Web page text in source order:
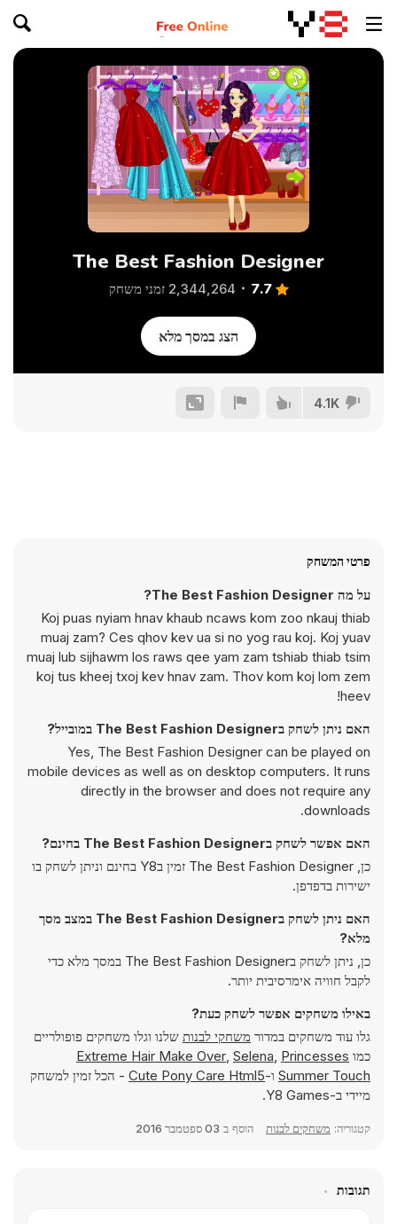
The Best Fashion Designer
7.7 2,344,264 זמני משחק
הצג במסך מלא
4.1K
פרטי המשחק
על מה The Best Fashion Designer?
Koj puas nyiam hnav khaub ncaws kom zoo nkauj thiab
muaj zam? Ces qhov kev ua si no yog rau koj. Koj yuav
muaj lub sijhawm los raws qee yam zam tshiab thiab tsim
koj tus kheej txoj kev hnav zam. Thov kom koj lom zem
heev!
האם ניתן לשחק בThe Best Fashion Designer במובייל?
Yes, The Best Fashion Designer can be played on
mobile devices as well as on desktop computers. It runs
directly in the browser and does not require any
downloads.
האם אפשר לשחק בThe Best Fashion Designer בחינם?
כן, The Best Fashion Designer זמין בY8 בחינם וניתן לשחק בו
ישירות בדפדפן.
האם ניתן לשחק בThe Best Fashion Designer במצב מסך
מלא?
כן, ניתן לשחק בThe Best Fashion Designer במסך מלא כדי
לקבל חוויה אימרסיבית יותר.
באילו משחקים אפשר לשחק כעת?
גלו עוד משחקים במדור משחקי לבנות שלנו וגלו משחקים פופולריים
כמו
Extreme Hair Make Over, Selena, Princesses
Summer Touch ו-Cute Pony Care Html5 - הכל זמין למשחק
מיידי ב-Y8 Games.
קטגוריה: משחקים לבנות הוסף ב 03 ספטמבר 2016
תגובות